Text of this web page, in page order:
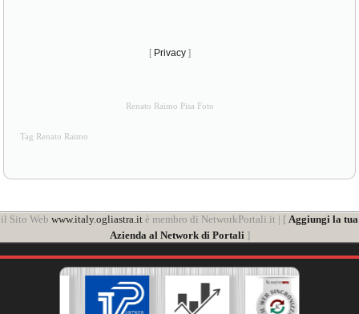
[ Privacy ]
Renato Raimo Pisa Foto
Tag Renato Raimo
il Sito Web www.italy.ogliastra.it è membro di NetworkPortali.it | [ Aggiungi la tua
Azienda al Network di Portali ]